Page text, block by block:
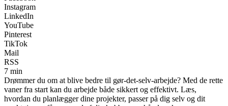
Instagram
LinkedIn
YouTube
Pinterest
TikTok
Mail
RSS
7 min
Drømmer du om at blive bedre til gør-det-selv-arbejde? Med de rette
vaner fra start kan du arbejde både sikkert og effektivt. Læs,
hvordan du planlægger dine projekter, passer på dig selv og dit